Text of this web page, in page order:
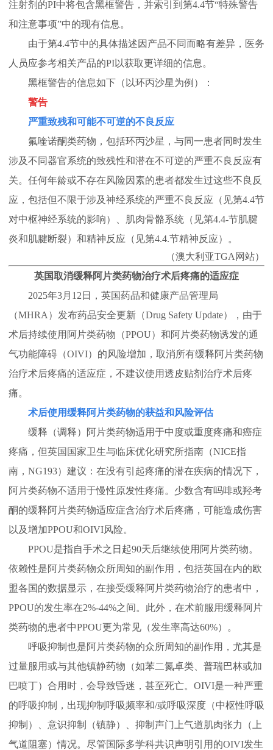
注射剂的PI中将包含黑框警告，并索引到第4.4节“特殊警告
和注意事项”中的现有信息。
由于第4.4节中的具体描述因产品不同而略有差异，医务
人员应参考相关产品的PI以获取更详细的信息。
黑框警告的信息如下（以环丙沙星为例）：
警告
严重致残和可能不可逆的不良反应
氟喹诺酮类药物，包括环丙沙星，与同一患者同时发生
涉及不同器官系统的致残性和潜在不可逆的严重不良反应有
关。任何年龄或不存在风险因素的患者都发生过这些不良反
应，包括但不限于涉及神经系统的严重不良反应（见第4.4节
对中枢神经系统的影响）、肌肉骨骼系统（见第4.4-节肌腱
炎和肌腱断裂）和精神反应（见第4.4.节精神反应）。
（澳大利 亚TGA网站）
英国取消缓释阿片类药物治疗术后疼痛的适应症
2025年3月12日，英国药品和健康产品管理局
（MHRA）发布药品安全更新（Drug Safety Update），由于
术后持续使用阿片类药物（PPOU）和阿片类药物诱发的通
气功能障碍（OIVI）的风险增加，取消所有缓释阿片类药物
治疗术后疼痛的适应症，不建议使用透皮贴剂治疗术后疼
痛。
术后使用缓释阿片类药物的获益和风险评估
缓释（调释）阿片类药物适用于中度或重度疼痛和癌症
疼痛，但英国国家卫生与临床优化研究所指南（NICE指
南，NG193）建议：在没有引起疼痛的潜在疾病的情况下，
阿片类药物不适用于慢性原发性疼痛。少数含有吗啡或羟考
酮的缓释阿片类药物适应症含治疗术后疼痛，可能造成伤害
以及增加PPOU和OIVI风险。
PPOU是指自手术之日起90天后继续使用阿片类药物。
依赖性是阿片类药物众所周知的副作用，包括英国在内的欧
盟各国的数据显示，在接受缓释阿片类药物治疗的患者中，
PPOU的发生率在2%-44%之间。此外，在术前服用缓释阿片
类药物的患者中PPOU更为常见（发生率高达60%）。
呼吸抑制也是阿片类药物的众所周知的副作用，尤其是
过量服用或与其他镇静药物（如苯二氮卓类、普瑞巴林或加
巴喷丁）合用时，会导致昏迷，甚至死亡。OIVI是一种严重
的呼吸抑制，出现抑制呼吸频率和/或呼吸深度（中枢性呼吸
抑制）、意识抑制（镇静）、抑制声门上气道肌肉张力（上
气道阻塞）情况。尽管国际多学科共识声明引用的OIVI发生